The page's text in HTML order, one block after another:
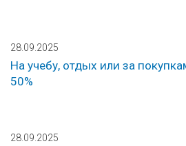
28.09.2025
На учебу, отдых или за
50%
28.09.2025